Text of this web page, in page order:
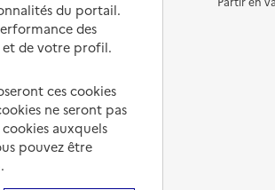
Comprendre les prix en
EHPAD
Fin de vie en EHPAD
du portail.
des
de votre profil.
ces cookies
ne seront pas
auxquels
pouvez être